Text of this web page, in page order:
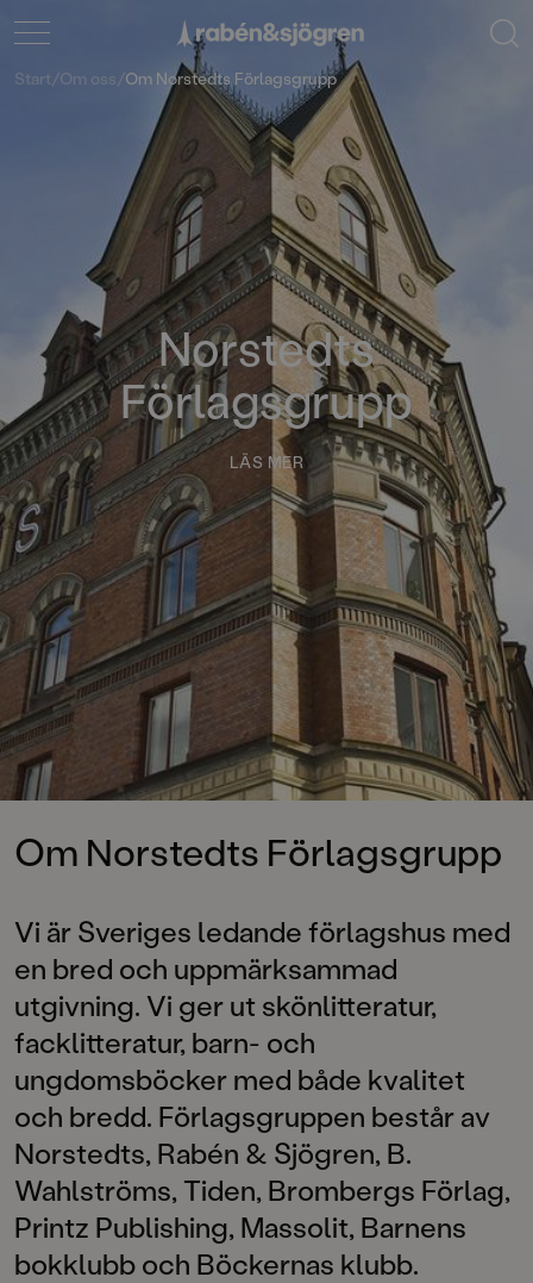
Start/Om oss/Om Norstedts Förlagsgrupp
Norstedts
Förlagsgrupp
LÄS MER
Om Norstedts Förlagsgrupp
Vi är Sveriges ledande förlagshus med
en bred och uppmärksammad
utgivning. Vi ger ut skönlitteratur,
facklitteratur, barn- och
ungdomsböcker med både kvalitet
och bredd. Förlagsgruppen består av
Norstedts, Rabén & Sjögren, B.
Wahlströms, Tiden, Brombergs Förlag,
Printz Publishing, Massolit, Barnens
bokklubb och Böckernas klubb.